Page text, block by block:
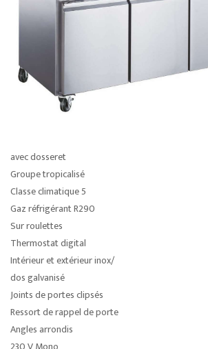
avec dosseret
Groupe tropicalisé
Classe climatique 5
Gaz réfrigérant R290
Sur roulettes
Thermostat digital
Intérieur et extérieur inox/
dos galvanisé
Joints de portes clipsés
Ressort de rappel de porte
Angles arrondis